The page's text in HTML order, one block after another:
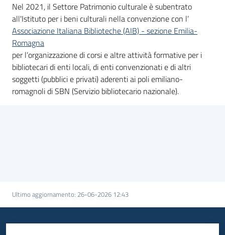
Nel 2021, il Settore Patrimonio culturale è subentrato
all'Istituto per i beni culturali nella convenzione con l’
Associazione Italiana Biblioteche (AIB) - sezione Emilia-
Romagna
per l’organizzazione di corsi e altre attività formative per i
bibliotecari di enti locali, di enti convenzionati e di altri
soggetti (pubblici e privati) aderenti ai poli emiliano-
romagnoli di SBN (Servizio bibliotecario nazionale).
Ultimo aggiornamento: 26-06-2026 12:43